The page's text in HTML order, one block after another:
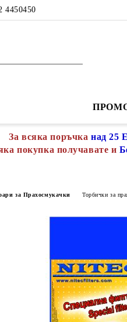
4450450
За всяка поръчка над 25
покупка получавате и
за Прахосмукачки Торбички за